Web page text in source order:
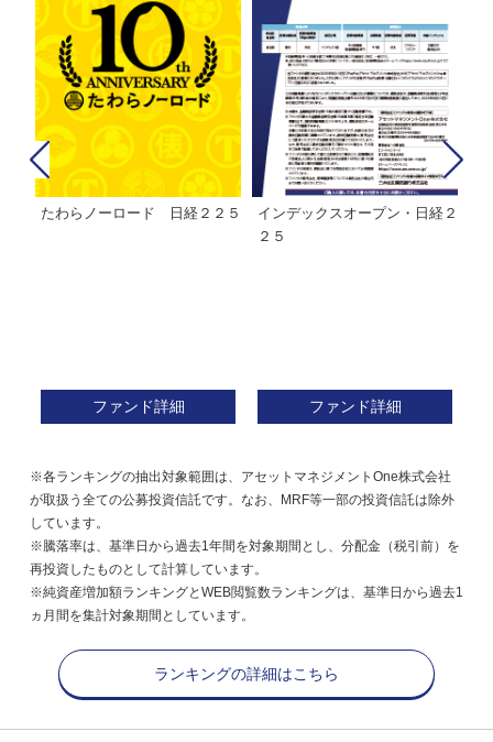
たわらノーロード 日経２２５
ファンド詳細
インデックスオープン・日経２
２５
ファンド詳細
※各ランキングの抽出対象範囲は、アセットマネジメントOne株式会社
が取扱う全ての公募投資信託です。なお、MRF等一部の投資信託は除外
しています。
※騰落率は、基準日から過去1年間を対象期間とし、分配金（税引前）を
再投資したものとして計算しています。
※純資産増加額ランキングとWEB閲覧数ランキングは、基準日から過去1
ヵ月間を集計対象期間としています。
ランキングの詳細はこちら